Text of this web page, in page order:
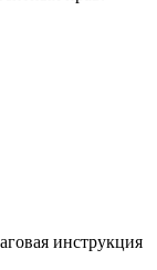
инструкция